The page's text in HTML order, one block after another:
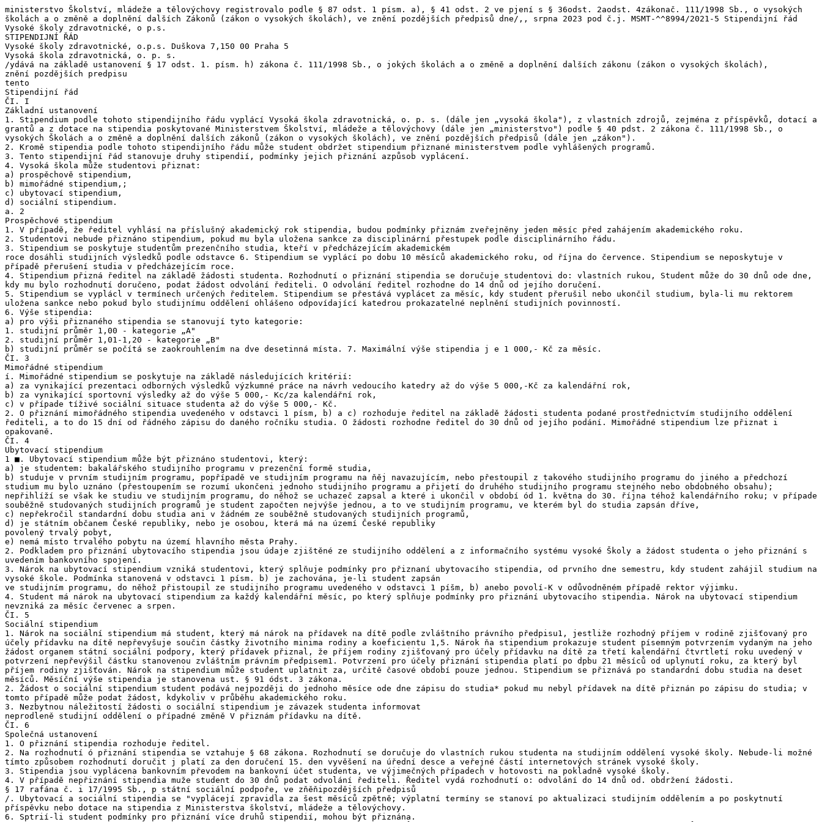
ministerstvo Školství, mládeže a tělovýchovy registrovalo podle § 87 odst. 1 písm. a), § 41 odst. 2 ve pjení s § 36odst. 2aodst. 4zákonač. 111/1998 Sb., o vysokých
školách a o změně a doplnění dalších Zákonů (zákon o vysokých školách), ve znění pozdějších předpisů dne/,, srpna 2023 pod č.j. MSMT-^^8994/2021-5 Stipendijní řád
Vysoké školy zdravotnické, o p.s.
STIPENDIJNÍ ŘÁD
Vysoké školy zdravotnické, o.p.s. Duškova 7,150 00 Praha 5
Vysoká škola zdravotnická, o. p. s.
/ydává na základě ustanovení § 17 odst. 1. písm. h) zákona č. 111/1998 Sb., o jokých školách a o změně a doplnění dalších zákonu (zákon o vysokých školách),
znění pozdějších predpisu
tento
Stipendijní řád
ČI. I
Základní ustanovení
1. Stipendium podle tohoto stipendijního řádu vyplácí Vysoká škola zdravotnická, o. p. s. (dále jen „vysoká škola"), z vlastních zdrojů, zejména z příspěvků, dotací a
grantů a z dotace na stipendia poskytované Ministerstvem Školství, mládeže a tělovýchovy (dále jen „ministerstvo") podle § 40 pdst. 2 zákona č. 111/1998 Sb., o
vysokých Školách a o změně a doplnění dalších zákonů (zákon o vysokých školách), ve znění pozdějších předpisů (dále jen „zákon").
2. Kromě stipendia podle tohoto stipendijního řádu může student obdržet stipendium přiznané ministerstvem podle vyhlášených programů.
3. Tento stipendijní řád stanovuje druhy stipendií, podmínky jejich přiznání azpůsob vyplácení.
4. Vysoká škola může studentovi přiznat:
a) prospěchově stipendium,
b) mimořádné stipendium,;
c) ubytovací stipendium,
d) sociální stipendium.
a. 2
Prospěchové stipendium
1. V případě, že ředitel vyhlásí na příslušný akademický rok stipendia, budou podmínky přiznám zveřejněny jeden měsíc před zahájením akademického roku.
2. Studentovi nebude přiznáno stipendium, pokud mu byla uložena sankce za disciplinární přestupek podle disciplinárního řádu.
3. Stipendium se poskytuje studentům prezenčního studia, kteří v předcházejícím akademickém
roce dosáhli studijních výsledků podle odstavce 6. Stipendium se vyplácí po dobu 10 měsíců akademického roku, od října do července. Stipendium se neposkytuje v
případě přerušení studia v předcházejícím roce.
4. Stipendium přizná ředitel na základě žádosti studenta. Rozhodnutí o přiznání stipendia se doručuje studentovi do: vlastních rukou, Student může do 30 dnů ode dne,
kdy mu bylo rozhodnutí doručeno, podat žádost odvolání řediteli. O odvolání ředitel rozhodne do 14 dnů od jejího doručení.
5. Stipendium se vyplácl v termínech určených ředitelem. Stipendium se přestává vyplácet za měsíc, kdy student přerušil nebo ukončil studium, byla-li mu rektorem
uložena sankce nebo pokud bylo studijnímu oddělení ohlášeno odpovídající katedrou prokazatelné neplnění studijních povinností.
6. Výše stipendia:
a) pro výši přiznaného stipendia se stanovují tyto kategorie:
1. studijní průměr 1,00 - kategorie „A"
2. studijní průměr 1,01-1,20 - kategorie „B"
b) studijní průměr se počítá se zaokrouhlením na dve desetinná místa. 7. Maximální výše stipendia j e 1 000,- Kč za měsíc.
ČI. 3
Mimořádné stipendium
í. Mimořádné stipendium se poskytuje na základě následujících kritérií:
a) za vynikající prezentaci odborných výsledků výzkumné práce na návrh vedoucího katedry až do výše 5 000,-Kč za kalendářní rok,
b) za vynikající sportovní výsledky až do výše 5 000,- Kc/za kalendářní rok,
c) v případe tíživé sociální situace studenta až do výše 5 000,- Kč.
2. O přiznání mimořádného stipendia uvedeného v odstavci 1 písm, b) a c) rozhoduje ředitel na základě žádosti studenta podané prostřednictvím studijního oddělení
řediteli, a to do 15 dní od řádného zápisu do daného ročníku studia. O žádosti rozhodne ředitel do 30 dnů od jejího podání. Mimořádné stipendium lze přiznat i
opakovaně.
ČI. 4
Ubytovací stipendium
1 ■. Ubytovací stipendium může být přiznáno studentovi, který:
a) je studentem: bakalářského studijního programu v prezenční formě studia,
b) studuje v prvním studijním programu, popřípadě ve studijním programu na ňěj navazujícím, nebo přestoupil z takového studijního programu do jiného a předchozí
studium mu bylo uznáno (přestoupením se rozumí ukončeni jednoho studijního programu a přijetí do druhého studijního programu stejného nebo obdobného obsahu);
nepřihlíží se však ke studiu ve studijním programu, do něhož se uchazeč zapsal a které i ukončil v období ód 1. května do 30. října téhož kalendářního roku; v případe
souběžně studovaných studijních programů je student započten nejvýše jednou, a to ve studijním programu, ve kterém byl do studia zapsán dříve,
c) nepřekročil standardní dobu studia ani v žádném ze souběžně studovaných studijních programů,
d) je státním občanem České republiky, nebo je osobou, která má na území České republiky
povolený trvalý pobyt,
e) nemá místo trvalého pobytu na území hlavního města Prahy.
2. Podkladem pro přiznání ubytovacího stipendia jsou údaje zjištěné ze studijního oddělení a z informačního systému vysoké Školy a žádost studenta o jeho přiznání s
uvedením bankovního spojení.
3. Nárok na ubytovací stipendium vzniká studentovi, který splňuje podmínky pro přiznaní ubytovacího stipendia, od prvního dne semestru, kdy student zahájil studium na
vysoké škole. Podmínka stanovená v odstavci 1 písm. b) je zachována, je-li student zapsán
ve studijním programu, do něhož přistoupil ze studijního programu uvedeného v odstavci 1 píšm, b) anebo povolí-K v odůvodněném případě rektor výjimku.
4. Student má nárok na ubytovací stipendium za každý kalendářní měsíc, po který splňuje podmínky pro přiznání ubytovacího stipendia. Nárok na ubytovací stipendium
nevzniká za měsíc červenec a srpen.
ČI. 5
Sociální stipendium
1. Nárok na sociální stipendium má student, který má nárok na přídavek na dítě podle zvláštního právního předpisu1, jestliže rozhodný příjem v rodině zjišťovaný pro
účely přídavku na dítě nepřevyšuje součin částky životního minima rodiny a koeficientu 1,5. Nárok ňa stipendium prokazuje student písemným potvrzením vydaným na jeho
žádost organem státní sociální podpory, který přídavek přiznal, že příjem rodiny zjišťovaný pro účely přídavku na dítě za třetí kalendářní čtvrtletí roku uvedený v
potvrzení nepřevýšil částku stanovenou zvláštním právním předpisem1. Potvrzení pro účely přiznání stipendia platí po dpbu 21 měsíců od uplynutí roku, za který byl
příjem rodiny zjišťován. Nárok na stipendium může student uplatnit za, určitě časové období pouze jednou. Stipendium se přiznává po standardní dobu studia na deset
měsíců. Měsíční výše stipendia je stanovena ust. § 91 ódst. 3 zákona.
2. Žádost o sociální stipendium student podává nejpozději do jednoho měsíce ode dne zápisu do studia* pokud mu nebyl přídavek na dítě přiznán po zápisu do studia; v
tomto případě může podat žádost, kdykoliv v průběhu akademického roku.
3. Nezbytnou náležitostí žádosti o sociální stipendium je závazek studenta informovat
neprodleně studijní oddělení o případné změně V přiznám přídavku na dítě.
ČI. 6
Společná ustanovení
1. O přiznání stipendia rozhoduje ředitel.
2. Na rozhodnutí ó přiznání stipendia se vztahuje § 68 zákona. Rozhodnutí se doručuje do vlastních rukou studenta na studijním oddělení vysoké školy. Nebude-li možné
tímto způsobem rozhodnutí doručit j platí za den doručení 15. den vyvěšení na úřední desce a veřejné částí internetových stránek vysoké školy.
3. Stipendia jsou vyplácena bankovním převodem na bankovní účet studenta, ve výjimečných případech v hotovosti na pokladně vysoké školy.
4. V případě nepřiznání stipendia muže student do 30 dnů podat odvolání řediteli. Ředitel vydá rozhodnutí o: odvolání do 14 dnů od. obdržení žádosti.
§ 17 rafána č. i 17/1995 Sb., p státní sociální podpoře, ve zňěňipozdějších předpisů
/. Ubytovací a sociální stipendia se "vyplácejí zpravidla za šest měsíců zpětně; výplatní termíny se stanoví po aktualizaci studijním oddělením a po poskytnutí
příspěvku nebo dotace na stipendia z Ministerstva školství, mládeže a tělovýchovy.
6. Sptrií-li student podmínky pro přiznání více druhů stipendií, mohou být přiznána.